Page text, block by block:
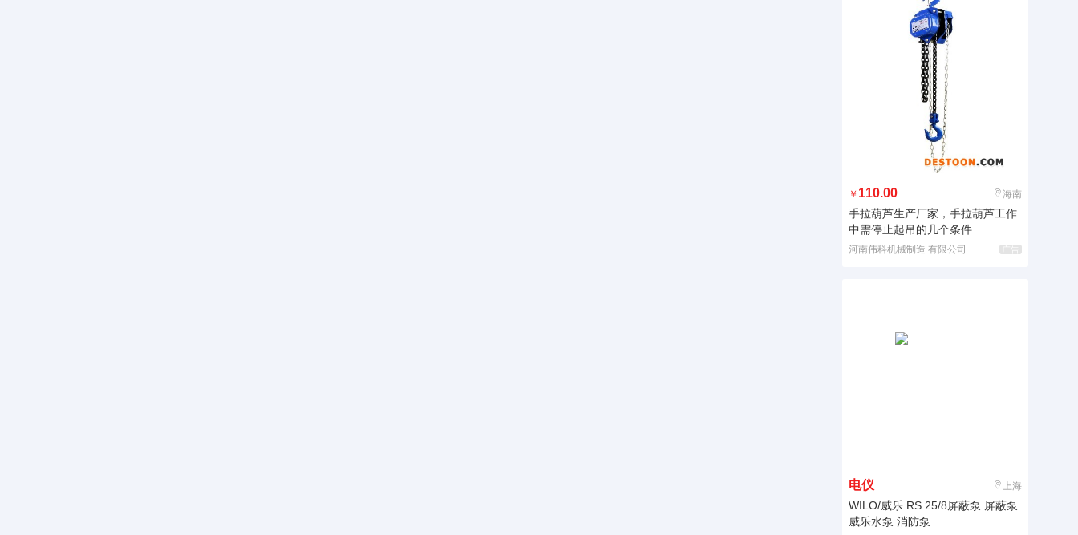
￥ 110.00 海南
手拉葫芦生产厂家，手拉葫芦工作
中需停止起吊的几个条件
河南伟科机械制造 有限公司 广告
电仪 上海
WILO/威乐 RS 25/8屏蔽泵 屏蔽泵
威乐水泵 消防泵